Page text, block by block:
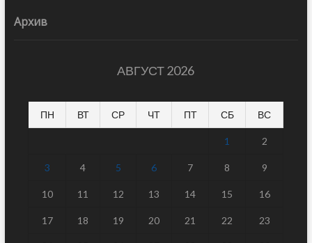
Архив
АВГУСТ 2026
ПН ВТ СР ЧТ ПТ СБ ВС
1 2
3 4 5 6 7 8 9
10 11 12 13 14 15 16
17 18 19 20 21 22 23